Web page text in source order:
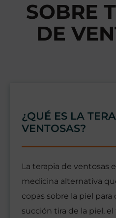
SOBRE
DE
¿QUÉ ES LA
VENTOSAS?
La terapia de ventosas
medicina alternativa
copas sobre la piel para
succión tira de la piel,